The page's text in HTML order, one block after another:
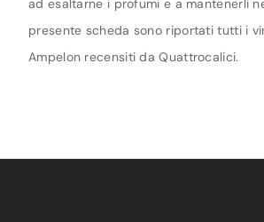
ad esaltarne i profumi e a mantenerli
presente scheda sono riportati tutti i
Ampelon recensiti da Quattrocalici.